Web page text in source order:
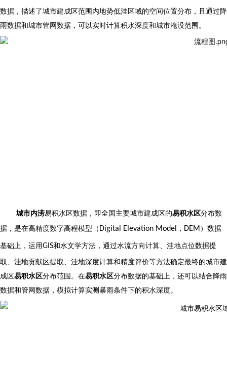
数据，描述了城市建成区范围内地势低洼区域的空间位置分布，且通过降
雨数据和城市管网数据，可以实时计算积水深度和城市淹没范围。
城市内涝易积水区数据，即全国主要城市建成区的易积水区分布数
据，是在高精度数字高程模型（ Digital Elevation Model ， DEM ）数据
基础上，运用GIS和水文学方法，通过水流方向计算、洼地点位数据提
取、洼地贡献区提取、洼地深度计算和精度评价等方法确定最终的城市建
成区易积水区分布范围。在易积水区分布数据的基础上，还可以结合降雨
数据和管网数据，模拟计算实测暴雨条件下的积水深度。